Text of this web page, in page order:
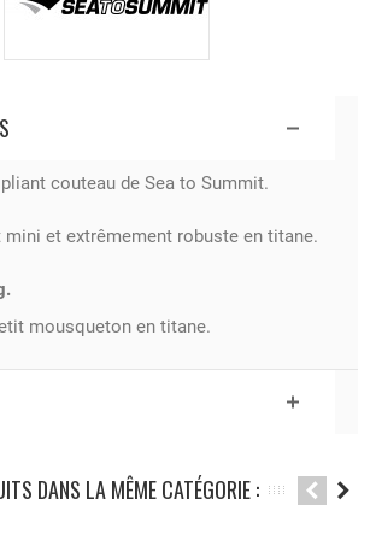
couteau de Sea to Summit.
mini et extrêmement robuste en titane.
mousqueton en titane.
DANS LA MÊME CATÉGORIE :